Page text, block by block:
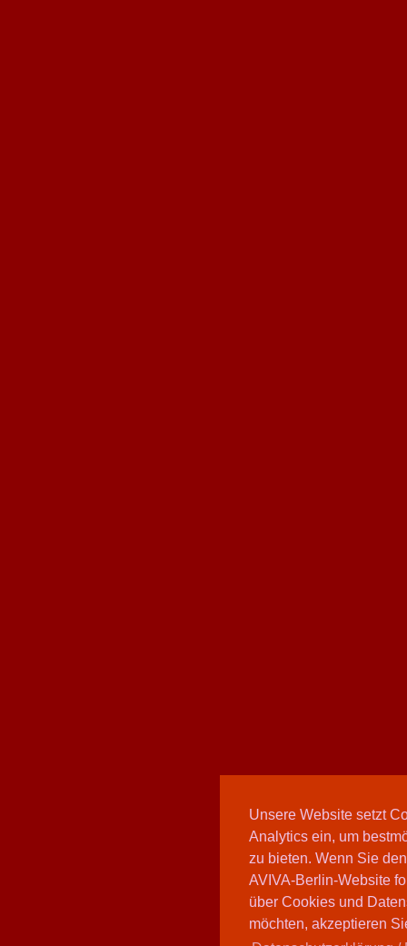
Unsere Website setzt
Analytics ein, um
zu bieten. Wenn Sie
AVIVA-Berlin-Website
über Cookies und
möchten, akzeptieren